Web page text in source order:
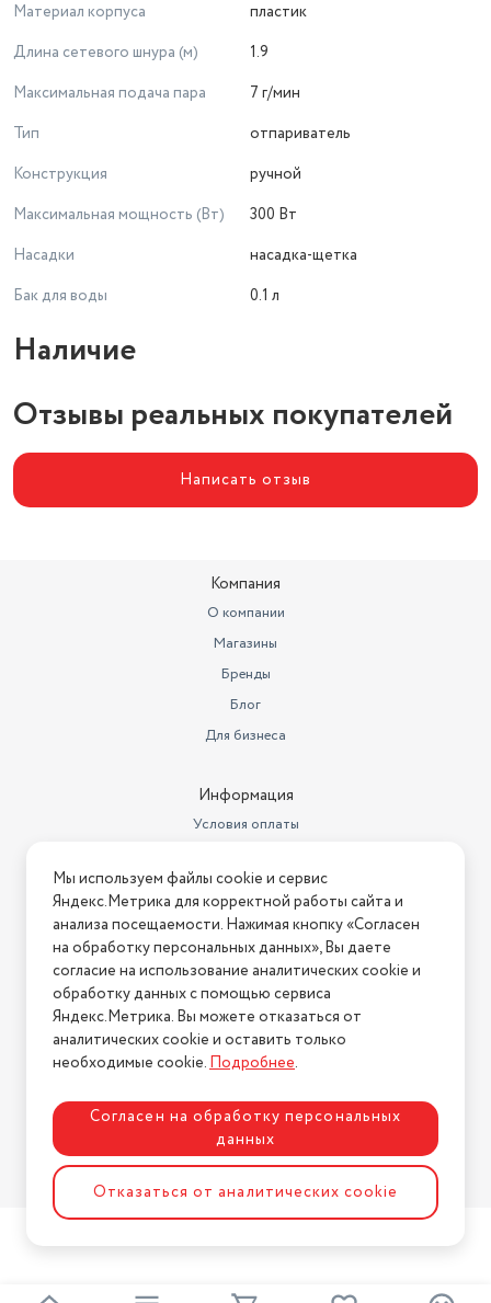
Материал корпуса
пластик
Длина сетевого шнура (м)
1.9
Максимальная подача пара
7 г/мин
Тип
отпариватель
Конструкция
ручной
Максимальная мощность (Вт)
300 Вт
Насадки
насадка-щетка
Бак для воды
0.1 л
Наличие
Отзывы реальных покупателей
Написать отзыв
Компания
О компании
Магазины
Бренды
Блог
Для бизнеса
Информация
Условия оплаты
Условия возврата
Нашли ошибку на сайте? Напишите нам
2026 © Интернет-магазин "АстМаркет". У нас есть всё!
Политика конфиденциальности
Разработка сайтаASTDESIGN
Мы используем файлы cookie и сервис
Яндекс.Метрика для корректной работы сайта и
анализа посещаемости. Нажимая кнопку «Согласен
на обработку персональных данных», Вы даете
согласие на использование аналитических cookie и
обработку данных с помощью сервиса
Яндекс.Метрика. Вы можете отказаться от
аналитических cookie и оставить только
необходимые cookie.Подробнее.
Согласен на обработку персональных
данных
Отказаться от аналитических cookie